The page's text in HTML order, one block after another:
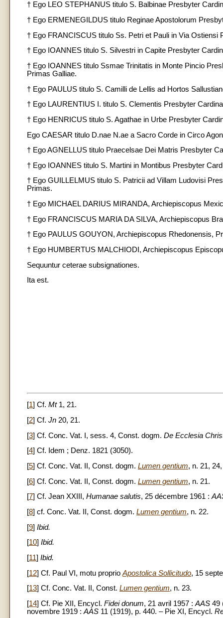
† Ego LEO STEPHANUS titulo S. Balbinae Presbyter
† Ego ERMENEGILDUS titulo Reginae Apostolorum
† Ego FRANCISCUS titulo Ss. Petri et Pauli in Via
† Ego IOANNES titulo S. Silvestri in Capite Presbyter
† Ego IOANNES titulo Ssmae Trinitatis in Monte Pincio
Primas Galliae.
† Ego PAULUS titulo S. Camilli de Lellis ad Hortos
† Ego LAURENTIUS I. titulo S. Clementis Presbyter
† Ego HENRICUS titulo S. Agathae in Urbe Presbyter
Ego CAESAR titulo D.nae N.ae a Sacro Corde in Circo
† Ego AGNELLUS titulo Praecelsae Dei Matris Presbyter
† Ego IOANNES titulo S. Martini in Montibus Presbyter
† Ego GUILLELMUS titulo S. Patricii ad Villam Ludovisi
Primas.
† Ego MICHAEL DARIUS MIRANDA, Archiepiscopus
† Ego FRANCISCUS MARIA DA SILVA, Archiepiscopus
† Ego PAULUS GOUYON, Archiepiscopus Rhedonensis,
† Ego HUMBERTUS MALCHIODI, Archiepiscopus
Sequuntur ceterae subsignationes.
Ita est.
[1] Cf. Mt1, 21.
[2] Cf. Jn 20, 21.
[3] Cf. Conc. Vat. I, sess. 4, Const. dogm. De Ecclesia
[4] Cf. Idem ; Denz. 1821 (3050).
[5] Cf. Conc. Vat. II, Const. dogm. Lumen gentium, n. 21,
[6] Cf. Conc. Vat. II, Const. dogm. Lumen gentium, n. 21.
[7] Cf. Jean XXIII, Humanae salutis, 25 décembre 1961 :
[8] cf. Conc. Vat. II, Const. dogm. Lumen gentium, n. 22.
[9] Ibid.
[10] Ibid.
[11] Ibid.
[12] Cf. Paul VI, motu proprio Apostolica Sollicitudo, 15
[13] Cf. Conc. Vat. II, Const. Lumen gentium, n. 23.
[14] Cf. Pie XII, Encycl. Fidei donum, 21 avril 1957 : AAS 49
novembre 1919 : AAS 11 (1919), p. 440. – Pie XI, Encycl.